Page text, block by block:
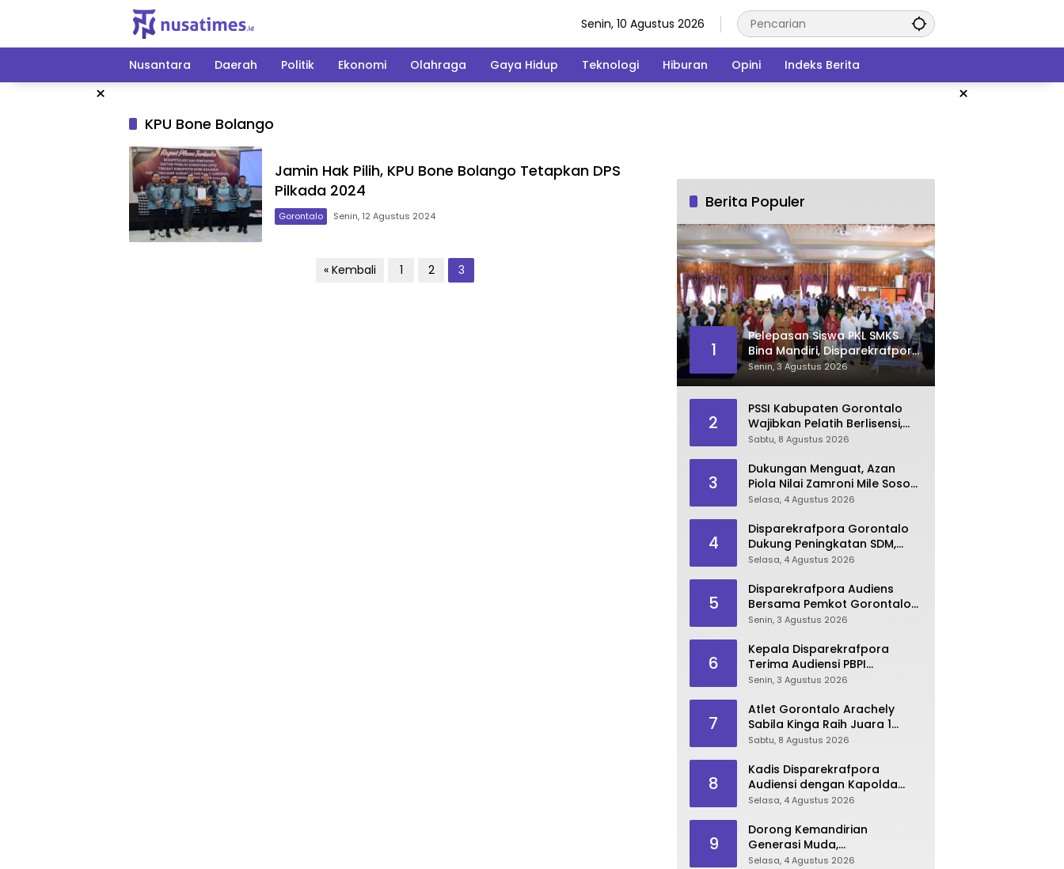
Senin, 10 Agustus 2026
Nusantara Daerah Politik Ekonomi Olahraga Gaya Hidup Teknologi Hiburan Opini Indeks Berita
× ×
KPU Bone Bolango
Jamin Hak Pilih, KPU Bone Bolango Tetapkan DPS
Pilkada 2024
Gorontalo Senin, 12 Agustus 2024
« Kembali 1 2 3
Berita Populer
1
Pelepasan Siswa PKL SMKS
Bina Mandiri, Disparekrafpora
Dorong Lahirnya SDM
Pariwisata Unggul
Senin, 3 Agustus 2026
2
PSSI Kabupaten Gorontalo
Wajibkan Pelatih Berlisensi,
Dimulai dari Piala Bupati
Sabtu, 8 Agustus 2026
3
Dukungan Menguat, Azan
Piola Nilai Zamroni Mile Sosok
Tepat Teruskan
Selasa, 4 Agustus 2026
4
Disparekrafpora Gorontalo
Dukung Peningkatan SDM,
Berikan Rekomendasi Studi S3
Selasa, 4 Agustus 2026
5
Disparekrafpora Audiens
Bersama Pemkot Gorontalo
Bahas Dukungan GKK 2026
Senin, 3 Agustus 2026
6
Kepala Disparekrafpora
Terima Audiensi PBPI
Gorontalo.
Senin, 3 Agustus 2026
7
Atlet Gorontalo Arachely
Sabila Kinga Raih Juara 1
Audisi Umum PB Djarum 2026
Sabtu, 8 Agustus 2026
8
Kadis Disparekrafpora
Audiensi dengan Kapolda
Gorontalo, Perkuat Sinergi
Karnaval Karawo 2026
Selasa, 4 Agustus 2026
9
Dorong Kemandirian
Generasi Muda,
Disparekrafpora Galang
Selasa, 4 Agustus 2026